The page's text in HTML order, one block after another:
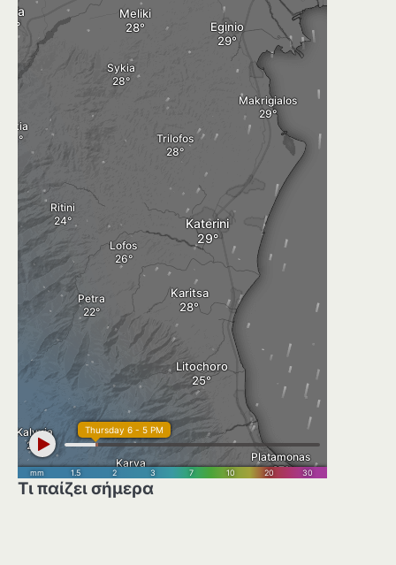
Τι παίζει σήμερα